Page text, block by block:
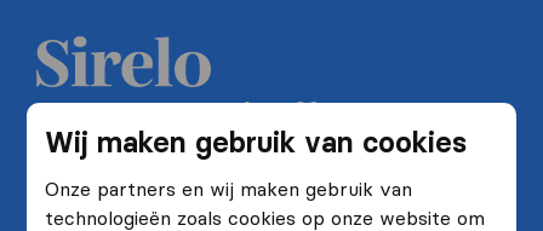
Wij maken gebruik van cookies
Onze partners en wij maken gebruik van
technologieën zoals cookies op onze website om
Ontvang 5 gratis offertes van
verhuisbedrijven en bespaar tot
wel 40%